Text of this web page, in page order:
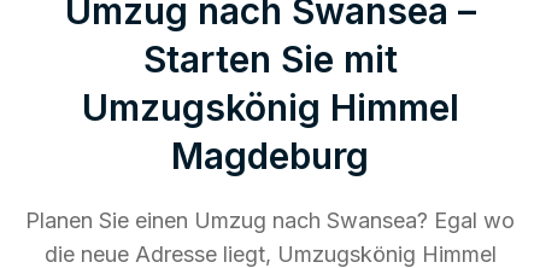
Umzug nach Swansea –
Starten Sie mit
Umzugskönig Himmel
Magdeburg
Planen Sie einen Umzug nach Swansea? Egal wo
die neue Adresse liegt, Umzugskönig Himmel